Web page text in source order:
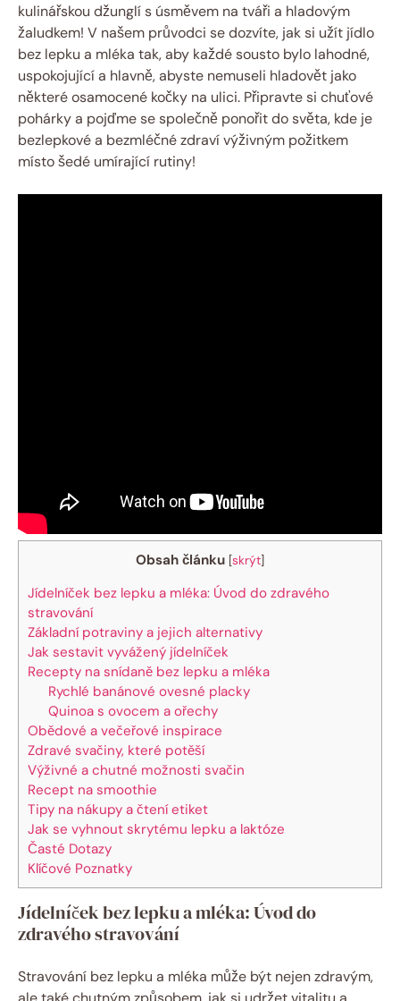
kulinářskou džunglí s úsměvem na tváři a hladovým
žaludkem! V našem průvodci se dozvíte, jak si užít jídlo
bez lepku a mléka tak, aby každé sousto bylo lahodné,
uspokojující a hlavně, abyste nemuseli hladovět jako
některé osamocené kočky na ulici. Připravte si chuťové
pohárky a pojďme se společně ponořit do světa, kde je
bezlepkové a bezmléčné zdraví výživným požitkem
místo šedé umírající rutiny!
Obsah článku [skrýt]
Jídelníček bez lepku a mléka: Úvod do zdravého
stravování
Základní potraviny a jejich alternativy
Jak sestavit vyvážený jídelníček
Recepty na snídaně bez lepku a mléka
Rychlé banánové ovesné placky
Quinoa s ovocem a ořechy
Obědové a večeřové inspirace
Zdravé svačiny, které potěší
Výživné a chutné možnosti svačin
Recept na smoothie
Tipy na nákupy a čtení etiket
Jak se vyhnout skrytému lepku a laktóze
Časté Dotazy
Klíčové Poznatky
Jídelníček bez lepku a mléka: Úvod do
zdravého stravování
Stravování bez lepku a mléka může být nejen zdravým,